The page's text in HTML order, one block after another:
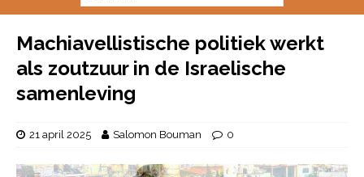
Machiavellistische politiek werkt
als zoutzuur in de Israelische
samenleving
21 april 2025 Salomon Bouman 0